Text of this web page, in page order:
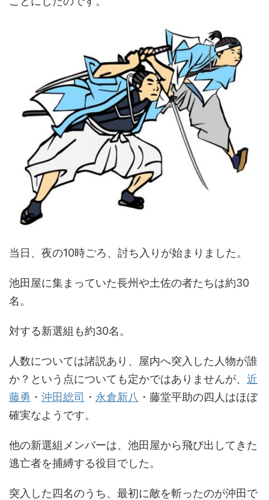
当日、夜の10時ごろ、討ち入りが始まりました。
池田屋に集まっていた長州や土佐の者たちは約30
名。
対する新選組も約30名。
人数については諸説あり、屋内へ突入した人物が誰
か？という点についても定かではありませんが、 近
藤勇 ・ 沖田総司 ・ 永倉新八 ・藤堂平助の四人はほぼ
確実なようです。
他の新選組メンバーは、池田屋から飛び出してきた
逃亡者を捕縛する役目でした。
突入した四名のうち、最初に敵を斬ったのが沖田で